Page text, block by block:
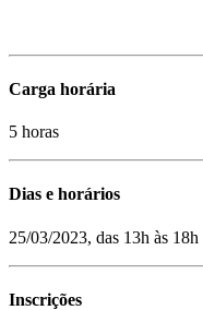
Carga horária
5 horas
Dias e horários
25/03/2023, das 13h às 18h
Inscrições